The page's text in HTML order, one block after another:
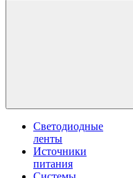
Светодиодные
ленты
Источники
питания